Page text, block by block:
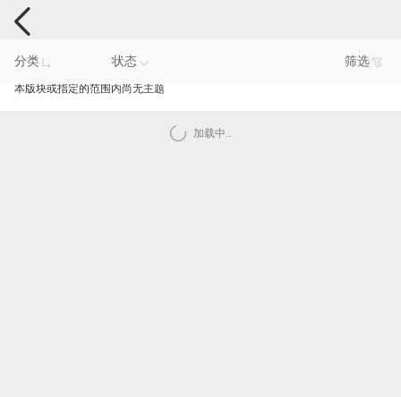
手机反馈
分类 状态 筛选
本版块或指定的范围内尚无主题
加载中..